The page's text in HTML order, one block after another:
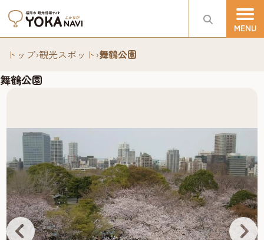
トップ›観光スポット›舞鶴公園
舞鶴公園